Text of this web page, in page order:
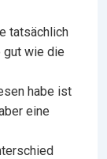
tatsächlich
gut wie die
habe ist
eine